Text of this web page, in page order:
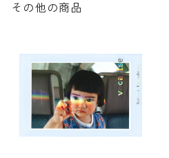
その他の商品